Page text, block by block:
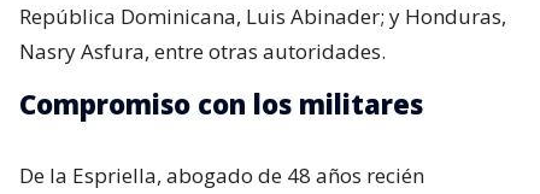
República Dominicana, Luis Abinader; y Honduras,
Nasry Asfura, entre otras autoridades.
Compromiso con los militares
De la Espriella, abogado de 48 años recién